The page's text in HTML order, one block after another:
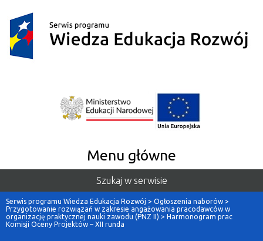
Menu główne
Szukaj w serwisie
Serwis programu Wiedza Edukacja Rozwój > Ogłoszenia naborów >
Przygotowanie rozwiązań w zakresie angażowania pracodawców w
organizację praktycznej nauki zawodu (PNZ II) > Harmonogram prac
Komisji Oceny Projektów – XII runda